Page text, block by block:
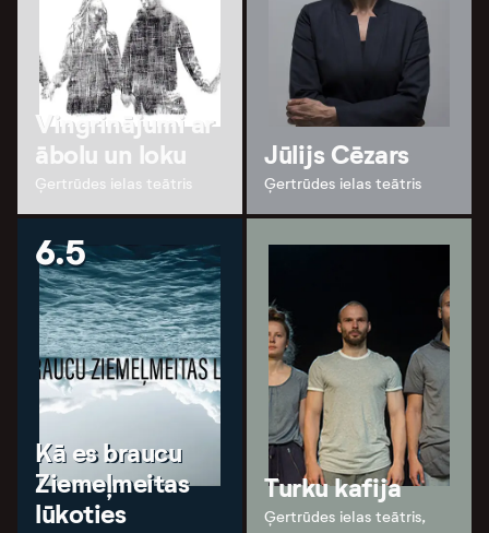
Vingrinājumi ar
ābolu un loku
Ģertrūdes ielas teātris
Jūlijs Cēzars
Ģertrūdes ielas teātris
6.5
Kā es braucu
Ziemeļmeitas
lūkoties
Turku kafija
Ģertrūdes ielas teātris,